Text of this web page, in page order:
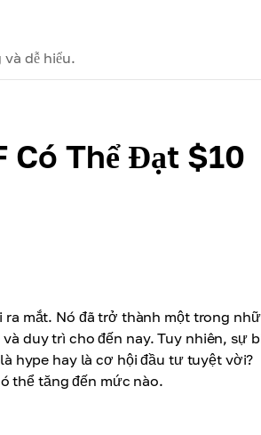
dễ hiểu.
Thể Đạt $10
mắt. Nó đã trở thành một trong
duy trì cho đến nay. Tuy nhiên, sự
hype hay là cơ hội đầu tư tuyệt vời?
thể tăng đến mức nào.